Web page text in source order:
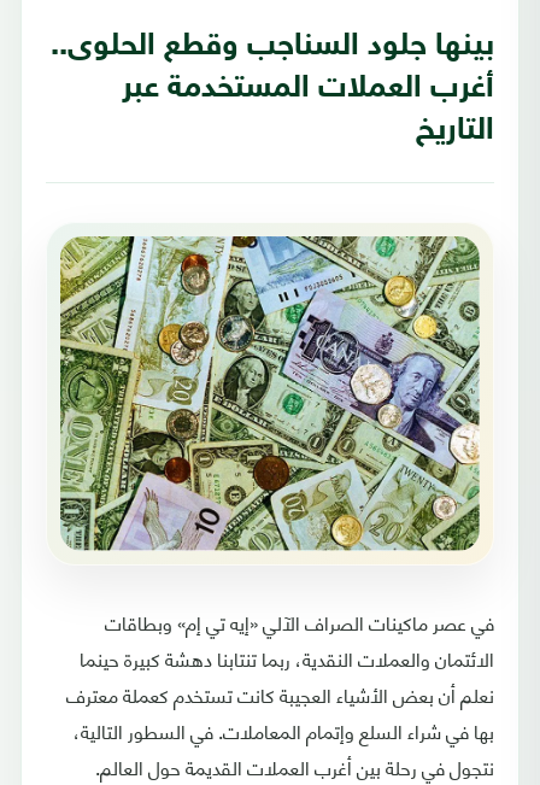
بينها جلود السناجب وقطع الحلوى..
أغرب العملات المستخدمة عبر
التاريخ
في عصر ماكينات الصراف الآلي «إيه تي إم» وبطاقات
الائتمان والعملات النقدية، ربما تنتابنا دهشة كبيرة حينما
نعلم أن بعض الأشياء العجيبة كانت تستخدم كعملة معترف
بها في شراء السلع وإتمام المعاملات. في السطور التالية،
نتجول في رحلة بين أغرب العملات القديمة حول العالم.